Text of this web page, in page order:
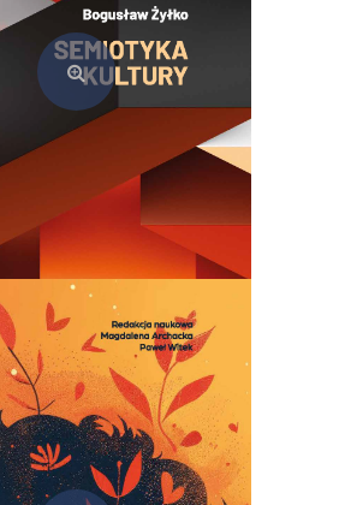
i praktyka szkoły tartusko-moskiewskiej
69,00zł